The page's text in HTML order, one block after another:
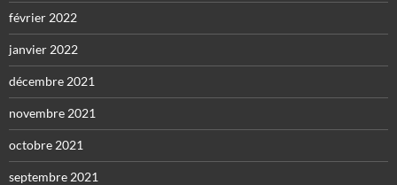
février 2022
janvier 2022
décembre 2021
novembre 2021
octobre 2021
septembre 2021